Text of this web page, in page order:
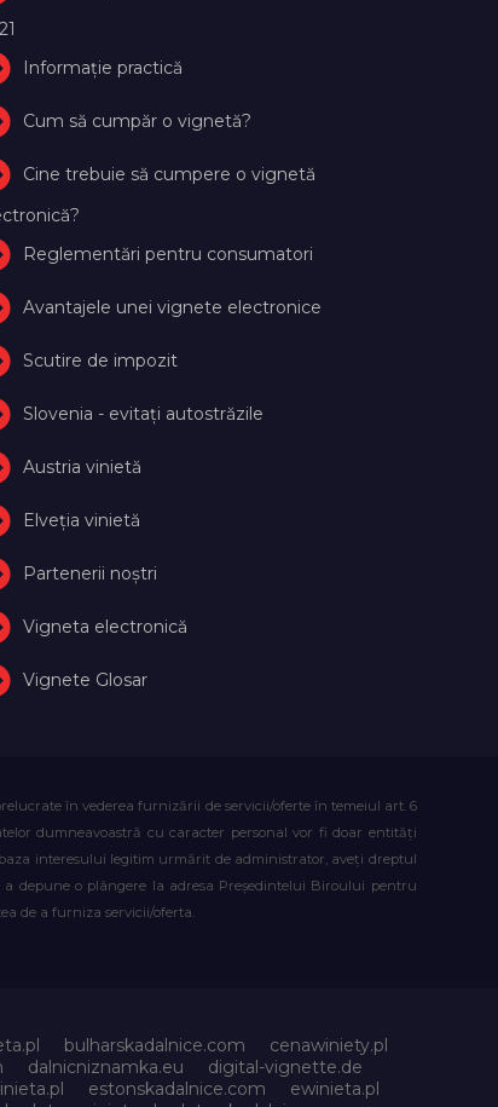
Informație practică
Cum să cumpăr o vignetă?
Cine trebuie să cumpere o vignetă
Reglementări pentru consumatori
Avantajele unei vignete electronice
Scutire de impozit
Slovenia - evitați autostrăzile
Austria vinietă
Elveţia vinietă
Partenerii noștri
Vigneta electronică
Vignete Glosar
în vederea furnizării de servicii/oferte în temeiul art. 6
dumneavoastră cu caracter personal vor fi doar entități
interesului legitim urmărit de administrator, aveți dreptul
depune o plângere la adresa Președintelui Biroului pentru
de a furniza servicii/oferta.
bulharskadalnice.com
cenawiniety.pl
dalnicniznamka.eu
digital-vignette.de
estonskadalnice.com
ewinieta.pl